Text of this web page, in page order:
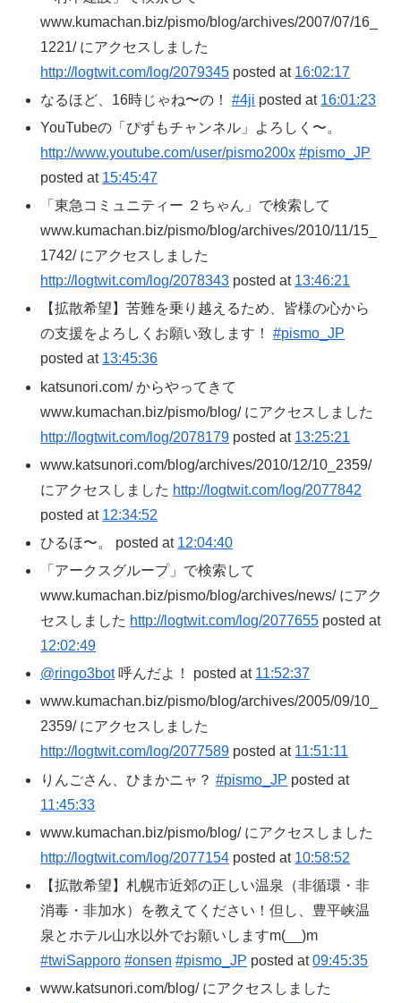
www.kumachan.biz/pismo/blog/archives/2007/07/16_
1221/ にアクセスしました
http://logtwit.com/log/2079345 posted at 16:02:17
なるほど、16時じゃね〜の！#4ji posted at 16:01:23
YouTubeの「ぴずもチャンネル」よろしく〜。
http://www.youtube.com/user/pismo200x #pismo_JP
posted at 15:45:47
「東急コミュニティー ２ちゃん」で検索して
www.kumachan.biz/pismo/blog/archives/2010/11/15_
1742/ にアクセスしました
http://logtwit.com/log/2078343 posted at 13:46:21
【拡散希望】苦難を乗り越えるため、皆様の心から
の支援をよろしくお願い致します！#pismo_JP
posted at 13:45:36
katsunori.com/ からやってきて
www.kumachan.biz/pismo/blog/ にアクセスしました
http://logtwit.com/log/2078179 posted at 13:25:21
www.katsunori.com/blog/archives/2010/12/10_2359/
にアクセスしました http://logtwit.com/log/2077842
posted at 12:34:52
ひるほ〜。 posted at 12:04:40
「アークスグループ」で検索して
www.kumachan.biz/pismo/blog/archives/news/ にアク
セスしました http://logtwit.com/log/2077655 posted at
12:02:49
@ringo3bot呼んだよ！ posted at 11:52:37
www.kumachan.biz/pismo/blog/archives/2005/09/10_
2359/ にアクセスしました
http://logtwit.com/log/2077589 posted at 11:51:11
りんごさん、ひまかニャ？#pismo_JP posted at
11:45:33
www.kumachan.biz/pismo/blog/ にアクセスしました
http://logtwit.com/log/2077154 posted at 10:58:52
【拡散希望】札幌市近郊の正しい温泉（非循環・非
消毒・非加水）を教えてください！但し、豊平峡温
泉とホテル山水以外でお願いしますm(__)m
#twiSapporo #onsen #pismo_JP posted at09:45:35
www.katsunori.com/blog/ にアクセスしました